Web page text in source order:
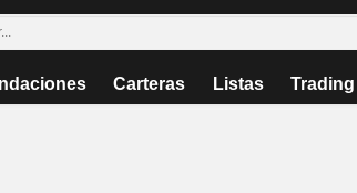
Carteras Listas Trading